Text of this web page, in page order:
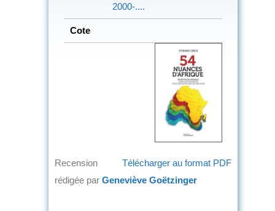
2000-....
Cote
Télécharger au format PDF
Recension
rédigée par Geneviève Goëtzinger